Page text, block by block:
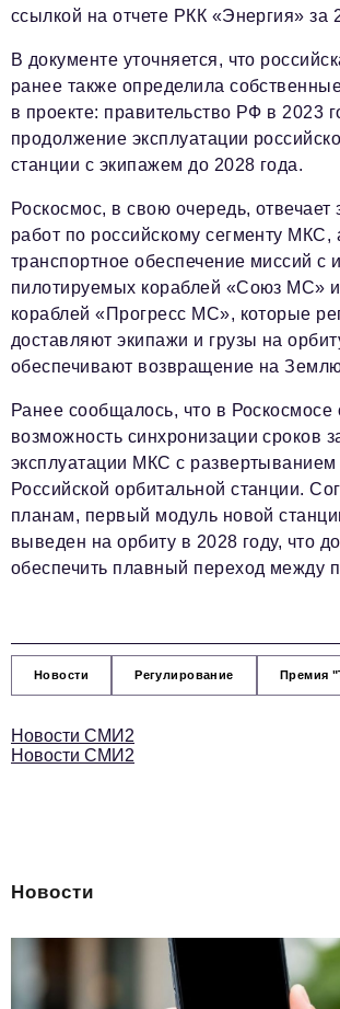
ссылкой на отчете РКК «Энергия» за
В документе уточняется, что
ранее также определила
в проекте: правительство РФ в 2023
продолжение эксплуатации
станции с экипажем до 2028 года.
Роскосмос, в свою очередь,
работ по российскому сегменту МКС,
транспортное обеспечение миссий с
пилотируемых кораблей «Союз МС»
кораблей «Прогресс МС», которые
доставляют экипажи и грузы на
обеспечивают возвращение на
Ранее сообщалось, что в Роскосмосе
возможность синхронизации сроков
эксплуатации МКС с развертыванием
Российской орбитальной станции.
планам, первый модуль новой
выведен на орбиту в 2028 году, что
обеспечить плавный переход между
Новости Регулирование Премия
Новости СМИ2
Новости СМИ2
Новости